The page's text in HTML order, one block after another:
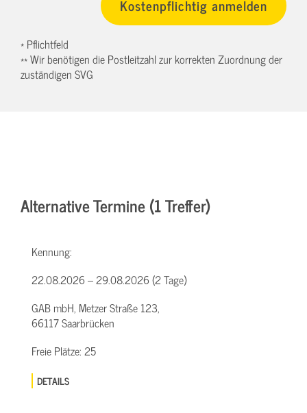
* Pflichtfeld
** Wir benötigen die Postleitzahl zur korrekten Zuordnung der
zuständigen SVG
Alternative Termine (1 Treffer)
Kennung:
22.08.2026 – 29.08.2026 (2 Tage)
GAB mbH, Metzer Straße 123,
66117 Saarbrücken
Freie Plätze:25
DETAILS